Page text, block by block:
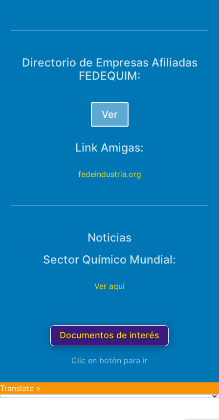
Directorio de Empresas Afiliadas
FEDEQUIM:
Ver
Link Amigas:
fedeindustria.org
Noticias
Sector Químico Mundial:
Ver aquí
Documentos de interés
Clic en botón para ir
Translate »